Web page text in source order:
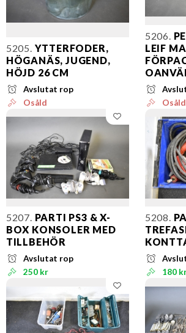
5205. YTTERFODER,
HÖGANÄS, JUGEND,
HÖJD 26 CM
Avslutat rop
Osåld
5206.
LEIF
Osåld
5207. PARTI PS3 & X-
BOX KONSOLER MED
TILLBEHÖR
Avslutat rop
250 kr
5208.
180